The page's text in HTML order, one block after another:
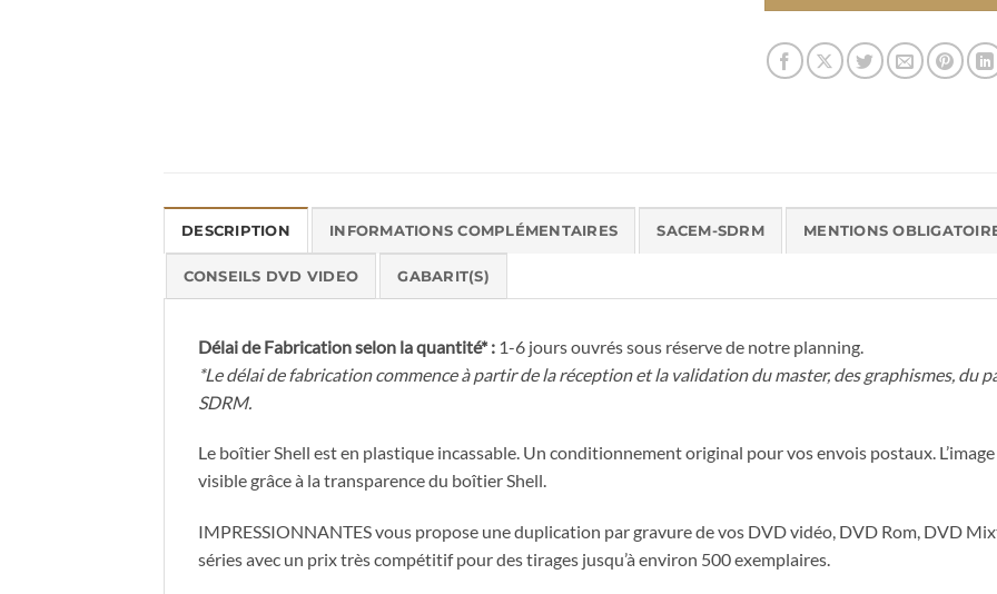
DESCRIPTION INFORMATIONS COMPLÉMENTAIRES SACEM-SDRM MENTIONS
CONSEILS DVD VIDEO GABARIT(S)
Délai de Fabrication selon la quantité* : 1-6 jours ouvrés sous réserve de notre planning.
*Le délai de fabrication commence à partir de la réception et la validation du master, des graphismes, du
SDRM.
Le boîtier Shell est en plastique incassable. Un conditionnement original pour vos envois postaux.
visible grâce à la transparence du boîtier Shell.
IMPRESSIONNANTES vous propose une duplication par gravure de vos DVD vidéo, DVD Rom, DVD
séries avec un prix très compétitif pour des tirages jusqu’à environ 500 exemplaires.